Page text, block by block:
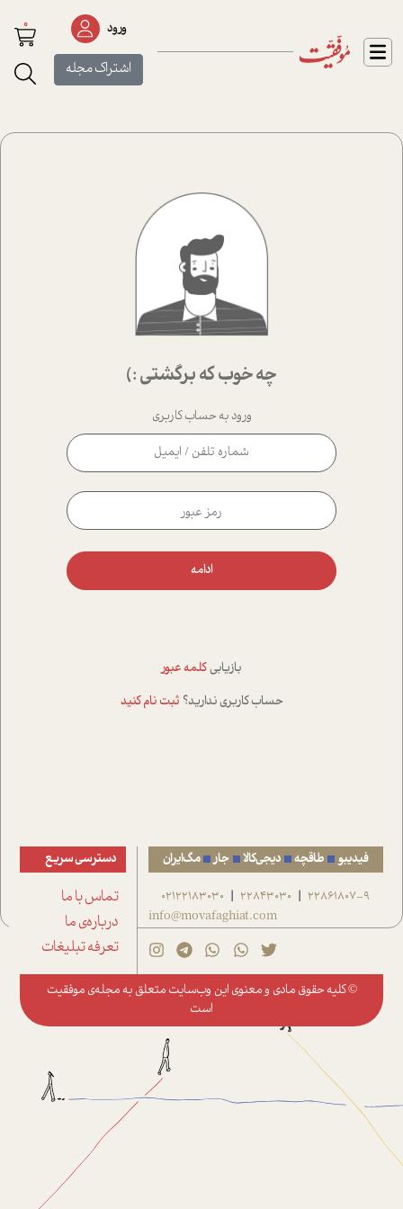
ورود
اشتراک مجله
0
چه خوب که برگشتی :)
ورود به حساب کاربری
ادامه
بازیابی کلمه عبور
حساب کاربری ندارید؟ ثبت نام کنید
فیدیبو طاقچه دیجی‌کالا جار مگ‌ایران
22861807-9
|
22843030
|
02122183030
info@movafaghiat.com
دسترسی سریع
تماس با ما
درباره‌ی ما
تعرفه تبلیغات
© کلیه حقوق مادی و معنوی این وب‌سایت متعلق به مجله‌ی موفقیت
است